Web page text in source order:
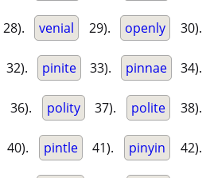
28). venial 29). openly 30).
32). pinite 33). pinnae 34).
36). polity 37). polite 38).
40). pintle 41). pinyin 42).